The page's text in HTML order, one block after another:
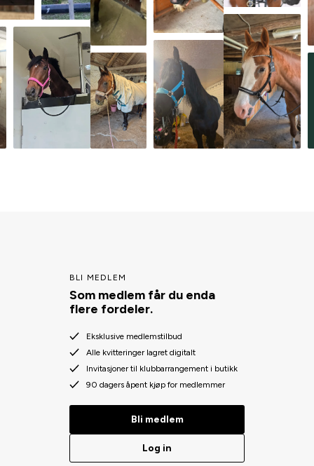
BLI MEDLEM
Som medlem får du enda
flere fordeler.
Eksklusive medlemstilbud
Alle kvitteringer lagret digitalt
Invitasjoner til klubbarrangement i butikk
90 dagers åpent kjøp for medlemmer
Bli medlem
Log in